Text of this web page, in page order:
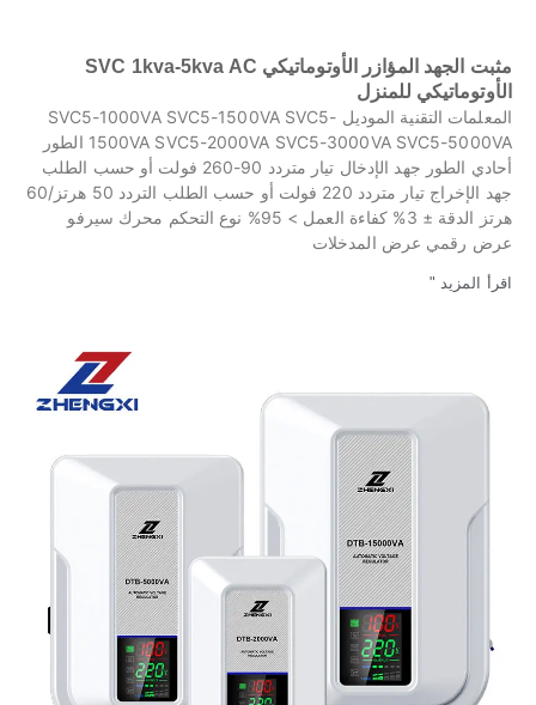
مثبت الجهد المؤازر الأوتوماتيكي SVC 1kva-5kva AC
الأوتوماتيكي للمنزل
المعلمات التقنية الموديل SVC5-1000VA SVC5-1500VA SVC5-
1500VA SVC5-2000VA SVC5-3000VA SVC5-5000VA الطور
أحادي الطور جهد الإدخال تيار متردد 90-260 فولت أو حسب الطلب
جهد الإخراج تيار متردد 220 فولت أو حسب الطلب التردد 50 هرتز/60
هرتز الدقة ± 3% كفاءة العمل > 95% نوع التحكم محرك سيرفو
عرض رقمي عرض المدخلات
اقرأ المزيد "